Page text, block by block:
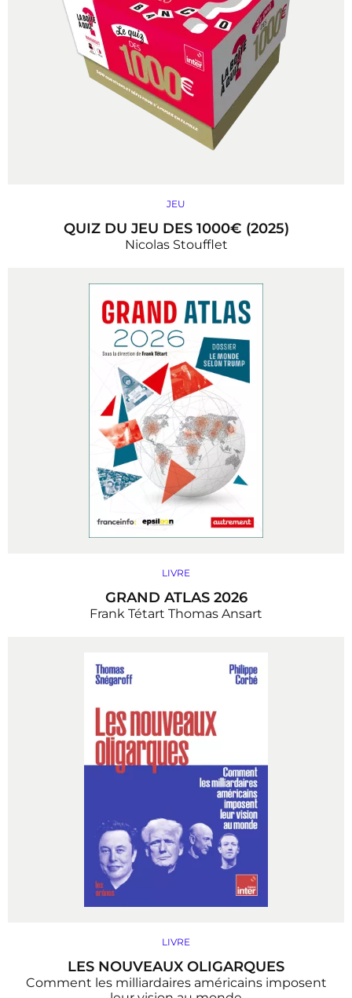
JEU
QUIZ DU JEU DES 1000€ (2025)
Nicolas Stoufflet
LIVRE
GRAND ATLAS 2026
Frank Tétart Thomas Ansart
LIVRE
LES NOUVEAUX OLIGARQUES
Comment les milliardaires américains imposent